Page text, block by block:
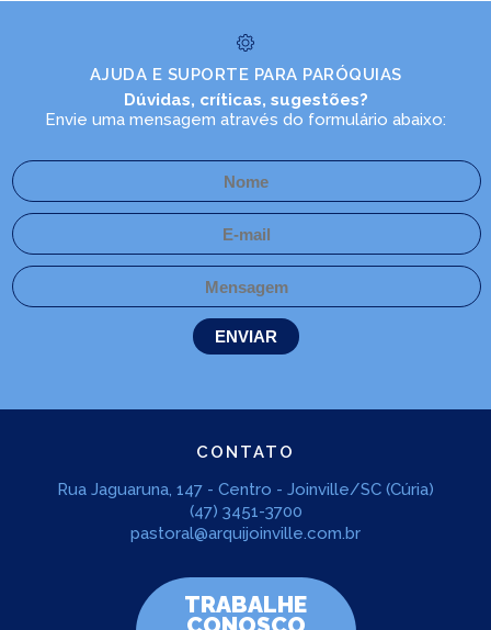
AJUDA E SUPORTE PARA PARÓQUIAS
Dúvidas, críticas, sugestões?
Envie uma mensagem através do formulário abaixo:
CONTATO
Rua Jaguaruna, 147 - Centro - Joinville/SC (Cúria)
(47) 3451-3700
pastoral@arquijoinville.com.br
TRABALHE